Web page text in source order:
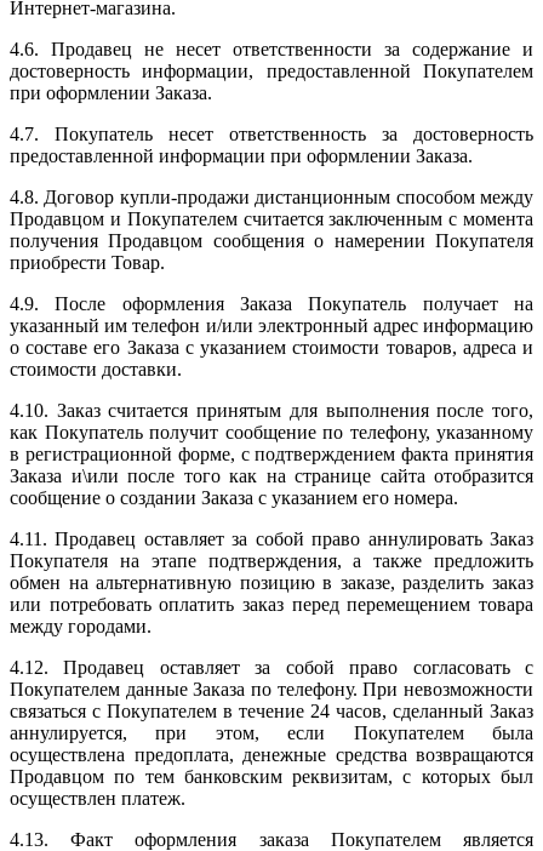
Интернет-магазина.
4.6. Продавец не несет ответственности за содержание и
достоверность информации, предоставленной Покупателем
при оформлении Заказа.
4.7. Покупатель несет ответственность за достоверность
предоставленной информации при оформлении Заказа.
4.8. Договор купли-продажи дистанционным способом между
Продавцом и Покупателем считается заключенным с момента
получения Продавцом сообщения о намерении Покупателя
приобрести Товар.
4.9. После оформления Заказа Покупатель получает на
указанный им телефон и/или электронный адрес информацию
о составе его Заказа с указанием стоимости товаров, адреса и
стоимости доставки.
4.10. Заказ считается принятым для выполнения после того,
как Покупатель получит сообщение по телефону, указанному
в регистрационной форме, с подтверждением факта принятия
Заказа и\или после того как на странице сайта отобразится
сообщение о создании Заказа с указанием его номера.
4.11. Продавец оставляет за собой право аннулировать Заказ
Покупателя на этапе подтверждения, а также предложить
обмен на альтернативную позицию в заказе, разделить заказ
или потребовать оплатить заказ перед перемещением товара
между городами.
4.12. Продавец оставляет за собой право согласовать с
Покупателем данные Заказа по телефону. При невозможности
связаться с Покупателем в течение 24 часов, сделанный Заказ
аннулируется, при этом, если Покупателем была
осуществлена предоплата, денежные средства возвращаются
Продавцом по тем банковским реквизитам, с которых был
осуществлен платеж.
4.13. Факт оформления заказа Покупателем является